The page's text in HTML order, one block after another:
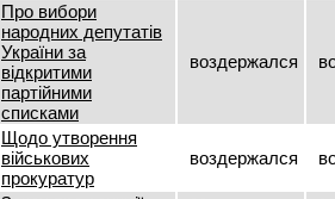
Про вибори
народних депутатів
України за
відкритими
партійними
списками
воздержался
Щодо утворення
військових
прокуратур
воздержался